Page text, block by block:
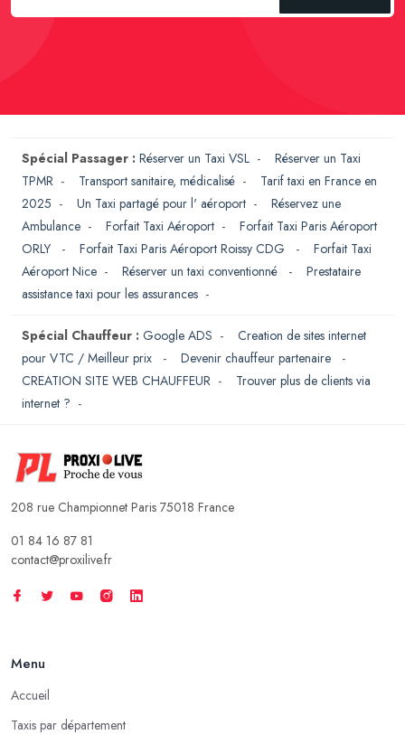
Spécial Passager : Réserver un Taxi VSL - Réserver un Taxi
TPMR - Transport sanitaire, médicalisé - Tarif taxi en France en
2025 - Un Taxi partagé pour l' aéroport - Réservez une
Ambulance - Forfait Taxi Aéroport - Forfait Taxi Paris Aéroport
ORLY
- Forfait Taxi Paris Aéroport Roissy CDG - Forfait Taxi
Aéroport Nice - Réserver un taxi conventionné - Prestataire
assistance taxi pour les assurances -
Spécial Chauffeur : Google ADS - Creation de sites internet
pour VTC / Meilleur prix
- Devenir chauffeur partenaire
-
CREATION SITE WEB CHAUFFEUR - Trouver plus de clients via
internet ? -
208 rue Championnet Paris 75018 France
01 84 16 87 81
contact@proxilive.fr
Menu
Accueil
Taxis par département